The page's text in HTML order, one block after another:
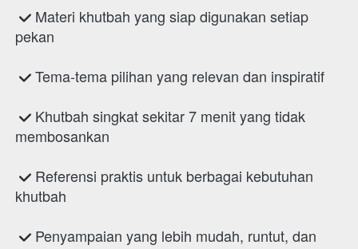
Materi khutbah yang siap digunakan setiap
pekan
Tema-tema pilihan yang relevan dan inspiratif
Khutbah singkat sekitar 7 menit yang tidak
membosankan
Referensi praktis untuk berbagai kebutuhan
khutbah
Penyampaian yang lebih mudah, runtut, dan